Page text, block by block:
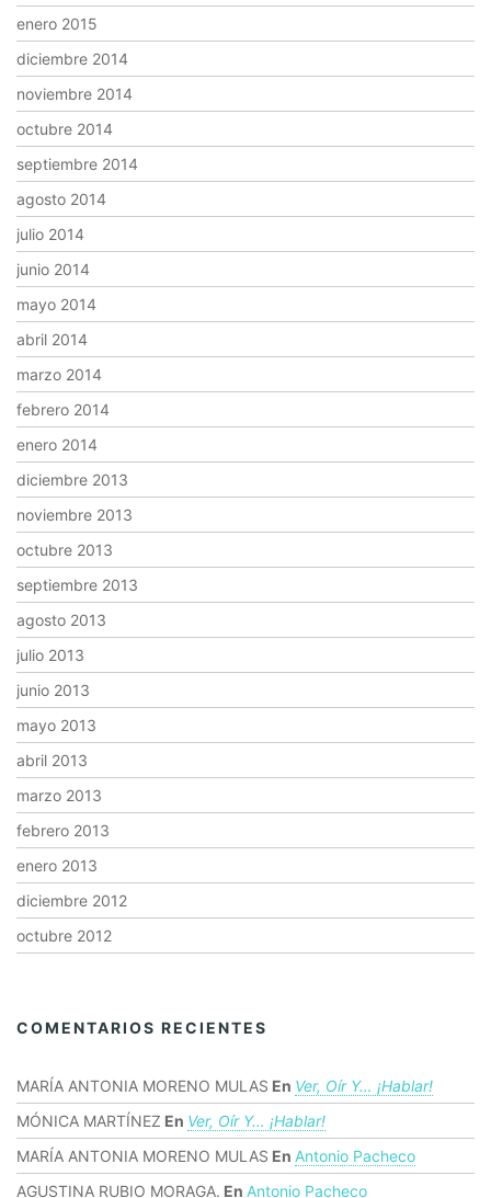
enero 2015
diciembre 2014
noviembre 2014
octubre 2014
septiembre 2014
agosto 2014
julio 2014
junio 2014
mayo 2014
abril 2014
marzo 2014
febrero 2014
enero 2014
diciembre 2013
noviembre 2013
octubre 2013
septiembre 2013
agosto 2013
julio 2013
junio 2013
mayo 2013
abril 2013
marzo 2013
febrero 2013
enero 2013
diciembre 2012
octubre 2012
COMENTARIOS RECIENTES
MARÍA ANTONIA MORENO MULAS En Ver, Oír Y… ¡hablar!
MÓNICA MARTÍNEZ En Ver, Oír Y… ¡hablar!
MARÍA ANTONIA MORENO MULAS En Antonio Pacheco
AGUSTINA RUBIO MORAGA. En Antonio Pacheco